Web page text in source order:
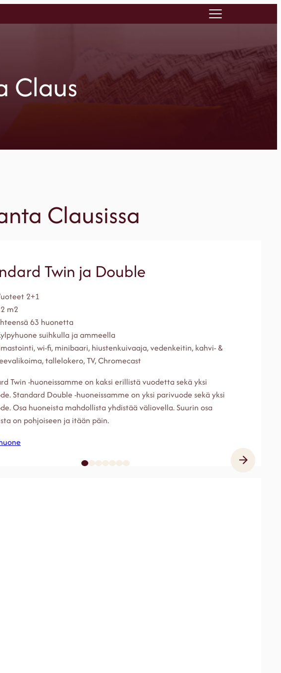
Claus
Clausissa
Twin ja Double
2+1
m2
63 huonetta
suihkulla ja ammeella
wi-fi, minibaari, hiustenkuivaaja, vedenkeitin, kahvi- &
tallelokero, TV, Chromecast
Twin -huoneissamme on kaksi erillistä vuodetta sekä yksi
Standard Double -huoneissamme on yksi parivuode sekä yksi
Osa huoneista mahdollista yhdistää väliovella. Suurin osa
on pohjoiseen ja itään päin.